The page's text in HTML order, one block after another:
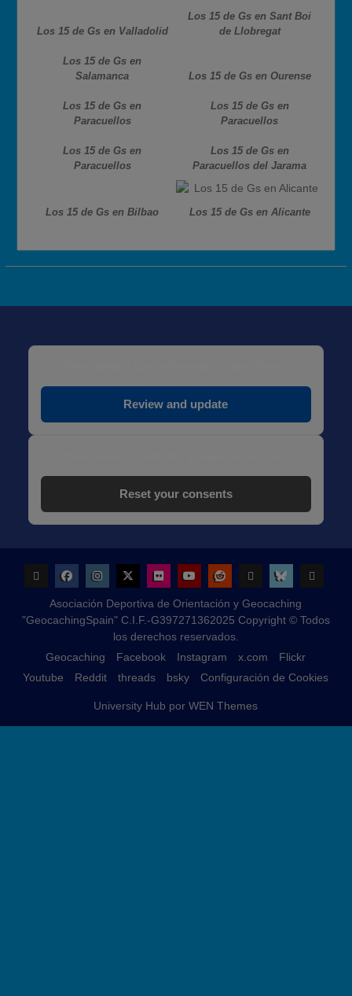
Los 15 de Gs en Valladolid
Los 15 de Gs en Sant Boi
de Llobregat
Los 15 de Gs en
Salamanca
Los 15 de Gs en Ourense
Los 15 de Gs en
Paracuellos
Los 15 de Gs en
Paracuellos
Los 15 de Gs en
Paracuellos
Los 15 de Gs en
Paracuellos del Jarama
Los 15 de Gs en Bilbao Los 15 de Gs en Alicante
Review and update
Reset your consents
de
Asociación Deportiva de Orientación y Geocaching
"GeocachingSpain" C.I.F.-G397271362025 Copyright © Todos
los derechos reservados.
Geocaching
Facebook Instagram x.com
Flickr
Youtube
Reddit threads bsky Configuración de Cookies
University Hub porWEN Themes